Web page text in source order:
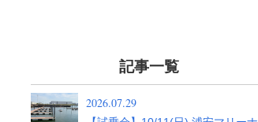
記事一覧
2026.07.29